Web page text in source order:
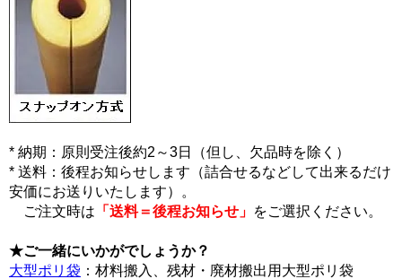
* 納期：原則受注後約2～3日（但し、欠品時を除く）
* 送料：後程お知らせします（詰合せるなどして出来るだけ
安価にお送りいたします）。
ご注文時は 「送料＝後程お知らせ」 をご選択ください。
★ご一緒にいかがでしょうか？
大型ポリ袋 ：材料搬入、残材・廃材搬出用大型ポリ袋